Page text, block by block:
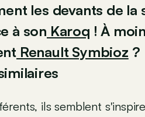
les devants de la
à son Karoq ! À
Renault Symbioz ?
ils semblent